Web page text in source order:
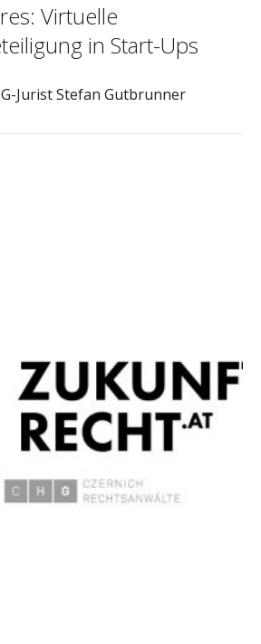
Virtuelle
in Start-Ups
Jurist Stefan Gutbrunner